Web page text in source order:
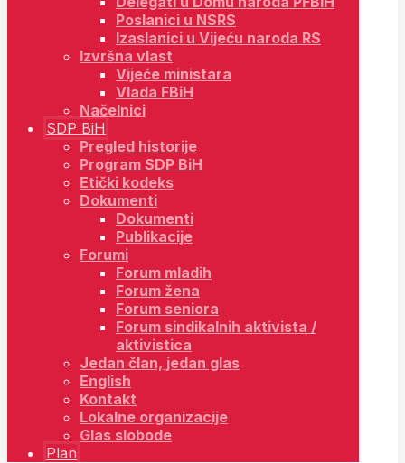
Poslanici u NSRS
Izaslanici u Vijeću naroda RS
Izvršna vlast
Vijeće ministara
Vlada FBiH
Načelnici
SDP BiH
Pregled historije
Program SDP BiH
Etički kodeks
Dokumenti
Dokumenti
Publikacije
Forumi
Forum mladih
Forum žena
Forum seniora
Forum sindikalnih aktivista /
aktivistica
Jedan član, jedan glas
English
Kontakt
Lokalne organizacije
Glas slobode
Plan